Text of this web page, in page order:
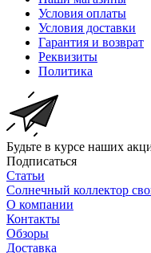
Условия оплаты
Условия доставки
Гарантия и возврат
Реквизиты
Политика
Будьте в курсе наших
Подписаться
Статьи
Солнечный коллектор
О компании
Контакты
Обзоры
Доставка